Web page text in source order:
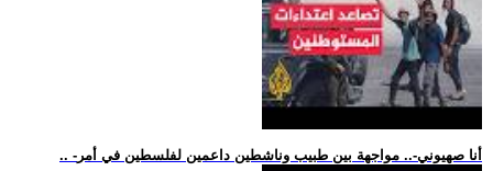
.. -أنا صهيوني-.. مواجهة بين طبيب وناشطين داعمين لفلسطين في أمر